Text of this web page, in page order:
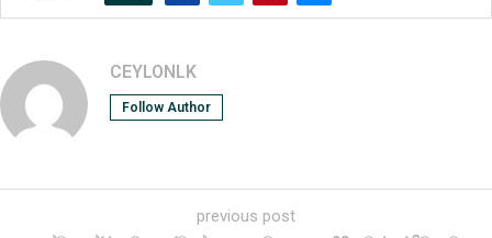
CEYLONLK
Follow Author
previous post